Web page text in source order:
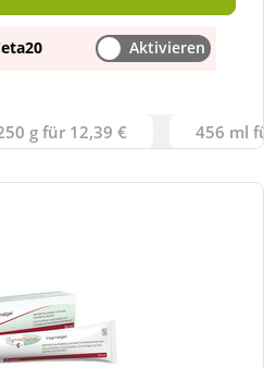
Aktivieren
g für 12,39 € 456 ml